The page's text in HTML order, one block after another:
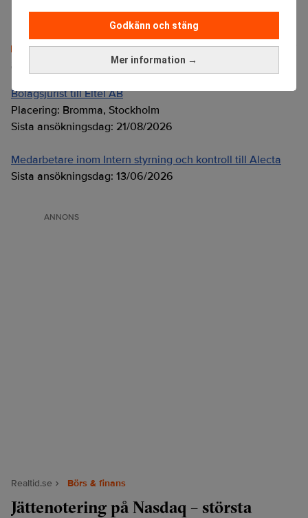
Mer information →
Godkänn och stäng
Senaste lediga jobben
Bolagsjurist till Eltel AB
Placering: Bromma, Stockholm
Sista ansökningsdag: 21/08/2026
Medarbetare inom Intern styrning och kontroll till Alecta
Sista ansökningsdag: 13/06/2026
ANNONS
Realtid.se Börs & finans
Jättenotering på Nasdaq – största